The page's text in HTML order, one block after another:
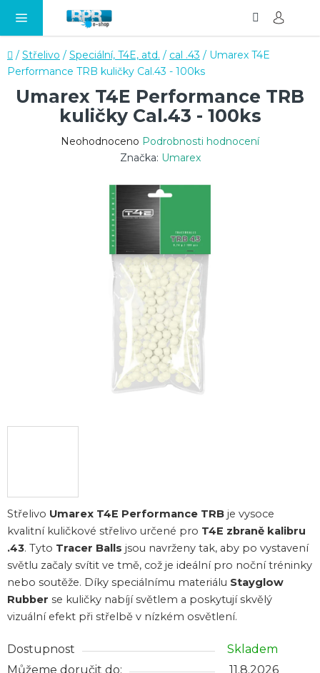
Domů
/ Střelivo / Speciální, T4E, atd. / cal .43 / Umarex T4E
Performance TRB kuličky Cal.43 - 100ks
Střelivo Umarex T4E Performance TRB je vysoce
kvalitní kuličkové střelivo určené pro T4E zbraně kalibru
.43. Tyto Tracer Balls jsou navrženy tak, aby po vystavení
světlu začaly svítit ve tmě, což je ideální pro noční tréninky
nebo soutěže. Díky speciálnímu materiálu Stayglow
Rubber se kuličky nabíjí světlem a poskytují skvělý
vizuální efekt při střelbě v nízkém osvětlení.
Dostupnost
Skladem
Můžeme doručit do:
11.8.2026
Umarex T4E Performance TRB
kuličky Cal.43 - 100ks
Průměrné
hvězdiček.
Neohodnoceno Podrobnosti hodnocení
Značka: Umarex